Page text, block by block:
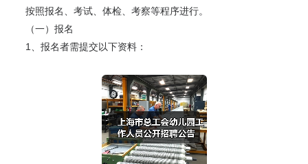
按照报名、考试、体检、考察等程序进行。
（一）报名
1、报名者需提交以下资料：